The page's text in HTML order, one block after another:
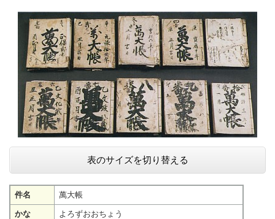
表のサイズを切り替える
件名 萬大帳
かな よろずおおちょう